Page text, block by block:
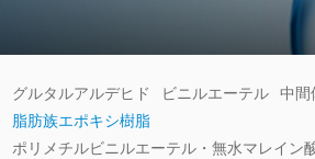
グルタルアルデヒド ビニルエーテル
中間
脂肪族エポキシ樹脂
ポリメチルビニルエーテル・無水マレイン